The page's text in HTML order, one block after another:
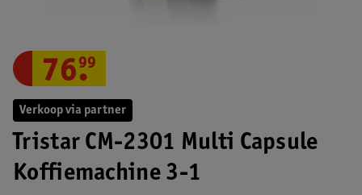
Verkoop via partner
Tristar CM-2301 Multi Capsule
Koffiemachine 3-1
76.
99